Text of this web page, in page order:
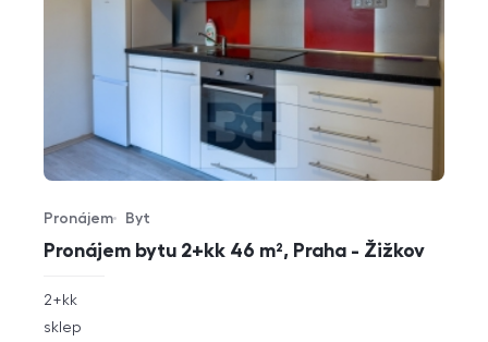
Pronájem bytu 2+kk 46 m², Praha - Žižkov
Typ nabídky
Pronájem
Typ nemovitosti
Byt
rozměry
2+kk
funkce
sklep